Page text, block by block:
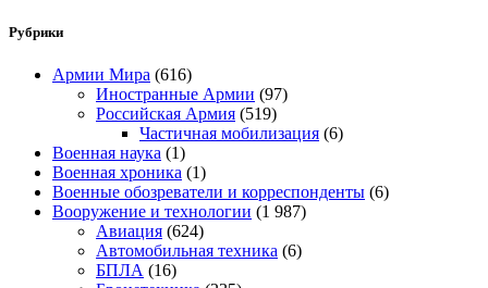
Рубрики
Армии Мира (616)
Иностранные Армии (97)
Российская Армия (519)
Частичная мобилизация (6)
Военная наука (1)
Военная хроника (1)
Военные обозреватели и корреспонденты (6)
Вооружение и технологии (1 987)
Авиация (624)
Автомобильная техника (6)
БПЛА (16)